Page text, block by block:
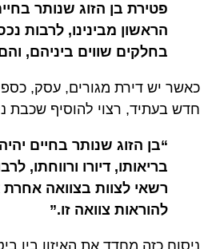
פטירת בן הזוג שנותר
הראשון מבינינו, לרבות
בחלקים שווים ביניהם,
כאשר יש דירת מגורים, עסק,
חדש בעתיד, רצוי להוסיף שכבת
“בן הזוג שנותר בחיים
בריאותו, דיורו ורווחתו,
רשאי לצוות בצוואה אחרת
להוראות צוואה זו.”